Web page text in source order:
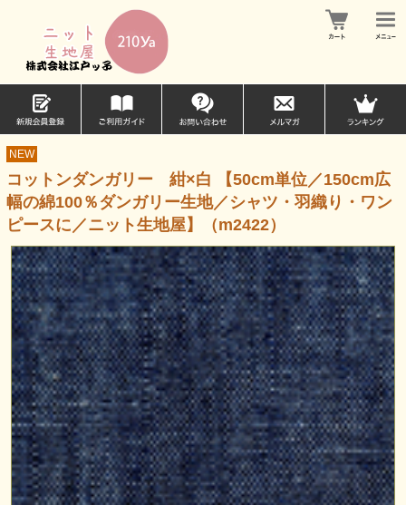
NEW
コットンダンガリー 紺×白 【50cm単位／150cm広
幅の綿100％ダンガリー生地／シャツ・羽織り・ワン
ピースに／ニット生地屋】（m2422）